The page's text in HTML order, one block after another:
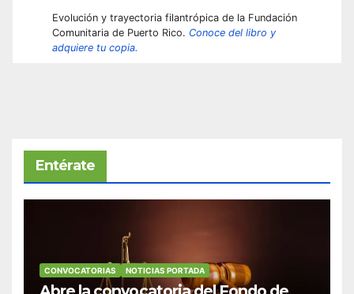
Evolución y trayectoria filantrópica de la Fundación
Comunitaria de Puerto Rico. Conoce del libro y
adquiere tu copia.
Entérate
CONVOCATORIAS NOTICIAS PORTADA